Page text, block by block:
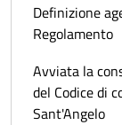
Definizione
Regolamento
Avviata la
del Codice di
Sant'Angelo